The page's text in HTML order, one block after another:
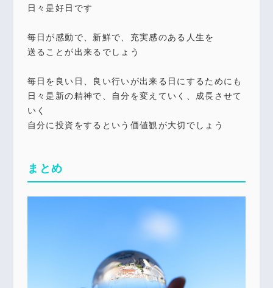
日々是好日です
毎日が感動で、新鮮で、充実感のある人生を
送ることが出来るでしょう
毎日を良い日、良い行いが出来る日にするためにも
日々是新の精神で、自分を変えていく、成長させて
いく
自分に投資をするという価値観が大切でしょう
まとめ